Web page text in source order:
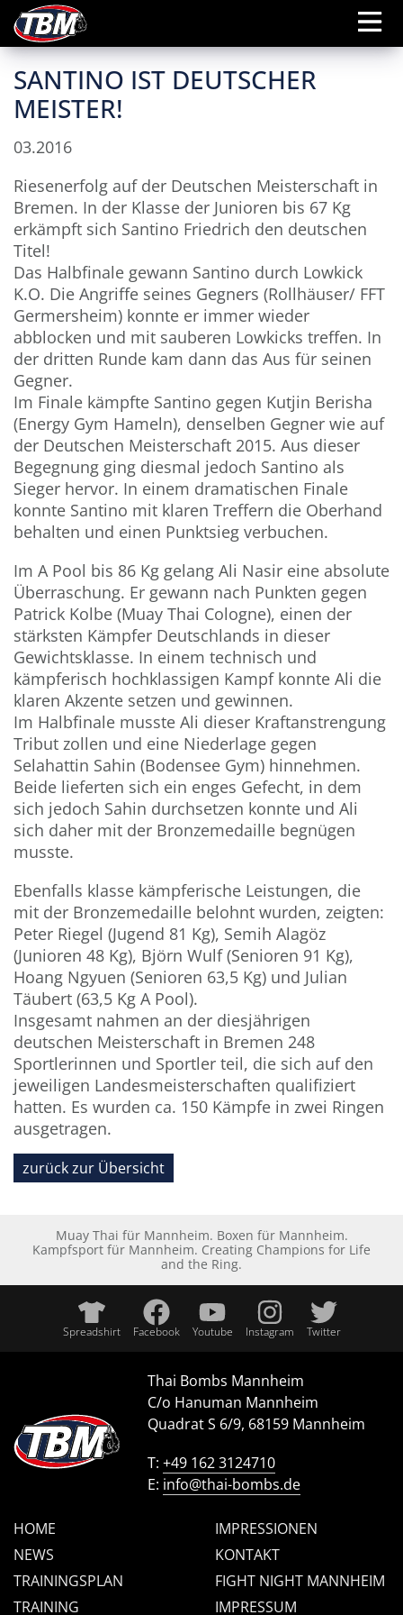
SANTINO IST DEUTSCHER
MEISTER!
03.2016
Riesenerfolg auf der Deutschen Meisterschaft in
Bremen. In der Klasse der Junioren bis 67 Kg
erkämpft sich Santino Friedrich den deutschen
Titel!
Das Halbfinale gewann Santino durch Lowkick
K.O. Die Angriffe seines Gegners (Rollhäuser/ FFT
Germersheim) konnte er immer wieder
abblocken und mit sauberen Lowkicks treffen. In
der dritten Runde kam dann das Aus für seinen
Gegner.
Im Finale kämpfte Santino gegen Kutjin Berisha
(Energy Gym Hameln), denselben Gegner wie auf
der Deutschen Meisterschaft 2015. Aus dieser
Begegnung ging diesmal jedoch Santino als
Sieger hervor. In einem dramatischen Finale
konnte Santino mit klaren Treffern die Oberhand
behalten und einen Punktsieg verbuchen.
Im A Pool bis 86 Kg gelang Ali Nasir eine absolute
Überraschung. Er gewann nach Punkten gegen
Patrick Kolbe (Muay Thai Cologne), einen der
stärksten Kämpfer Deutschlands in dieser
Gewichtsklasse. In einem technisch und
kämpferisch hochklassigen Kampf konnte Ali die
klaren Akzente setzen und gewinnen.
Im Halbfinale musste Ali dieser Kraftanstrengung
Tribut zollen und eine Niederlage gegen
Selahattin Sahin (Bodensee Gym) hinnehmen.
Beide lieferten sich ein enges Gefecht, in dem
sich jedoch Sahin durchsetzen konnte und Ali
sich daher mit der Bronzemedaille begnügen
musste.
Ebenfalls klasse kämpferische Leistungen, die
mit der Bronzemedaille belohnt wurden, zeigten:
Peter Riegel (Jugend 81 Kg), Semih Alagöz
(Junioren 48 Kg), Björn Wulf (Senioren 91 Kg),
Hoang Ngyuen (Senioren 63,5 Kg) und Julian
Täubert (63,5 Kg A Pool).
Insgesamt nahmen an der diesjährigen
deutschen Meisterschaft in Bremen 248
Sportlerinnen und Sportler teil, die sich auf den
jeweiligen Landesmeisterschaften qualifiziert
hatten. Es wurden ca. 150 Kämpfe in zwei Ringen
ausgetragen.
zurück zur Übersicht
Muay Thai für Mannheim. Boxen für Mannheim.
Kampfsport für Mannheim. Creating Champions for Life
and the Ring.
Spreadshirt Facebook Youtube Instagram Twitter
Thai Bombs Mannheim
C/o Hanuman Mannheim
Quadrat S 6/9, 68159 Mannheim
T:+49 162 3124710
E: info@thai-bombs.de
HOME
NEWS
TRAININGSPLAN
TRAINING
IMPRESSIONEN
KONTAKT
FIGHT NIGHT MANNHEIM
IMPRESSUM